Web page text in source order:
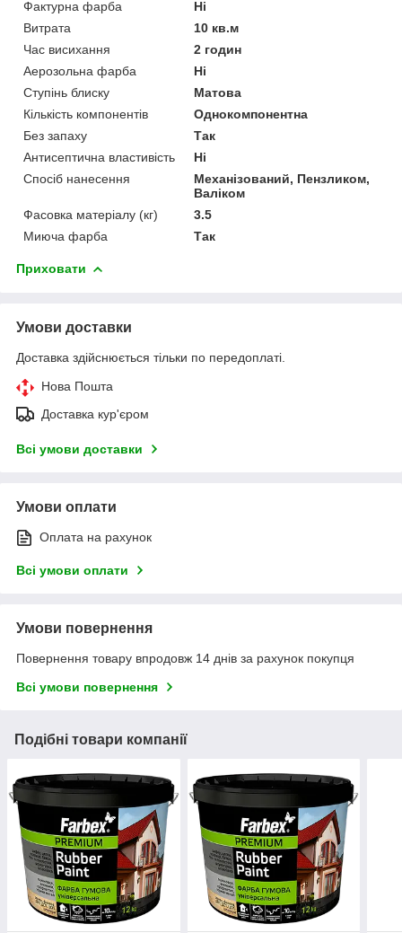
Фактурна фарба
Ні
Витрата
10 кв.м
Час висихання
2 годин
Аерозольна фарба
Ні
Ступінь блиску
Матова
Кількість компонентів
Однокомпонентна
Без запаху
Так
Антисептична властивість
Ні
Спосіб нанесення
Механізований, Пензликом,
Валіком
Фасовка матеріалу (кг)
3.5
Миюча фарба
Так
Приховати
Умови доставки
Доставка здійснюється тільки по передоплаті.
Нова Пошта
Доставка кур'єром
Всі умови доставки
Умови оплати
Оплата на рахунок
Всі умови оплати
Умови повернення
Повернення товару впродовж 14 днів за рахунок покупця
Всі умови повернення
Подібні товари компанії